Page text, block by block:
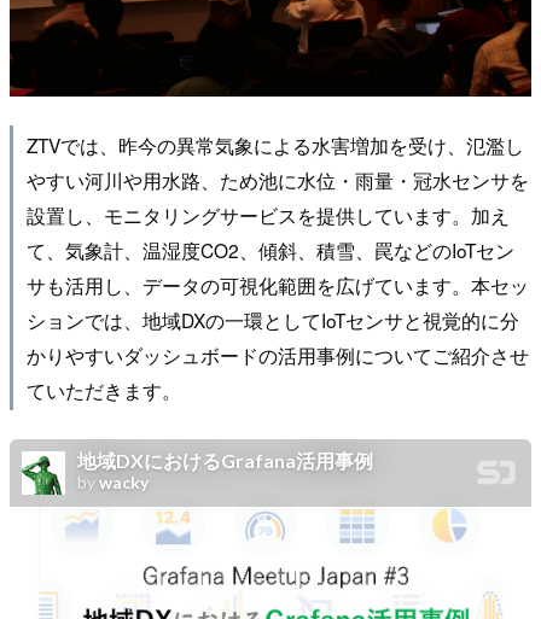
ZTVでは、昨今の異常気象による水害増加を受け、氾濫し
やすい河川や用水路、ため池に水位・雨量・冠水センサを
設置し、モニタリングサービスを提供しています。加え
て、気象計、温湿度CO2、傾斜、積雪、罠などのIoTセン
サも活用し、データの可視化範囲を広げています。本セッ
ションでは、地域DXの一環としてIoTセンサと視覚的に分
かりやすいダッシュボードの活用事例についてご紹介させ
ていただきます。